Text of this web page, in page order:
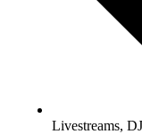
Livestreams,